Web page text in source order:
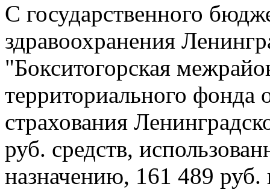
С государственного
здравоохранения
"Бокситогорская
территориального фонда
страхования
руб. средств,
назначению, 161 489 руб.